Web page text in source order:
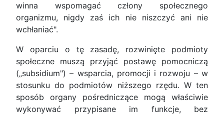
winna wspomagać człony społecznego
organizmu, nigdy zaś ich nie niszczyć ani nie
wchłaniać".
W oparciu o tę zasadę, rozwinięte podmioty
społeczne muszą przyjąć postawę pomocniczą
(„subsidium") – wsparcia, promocji i rozwoju – w
stosunku do podmiotów niższego rzędu. W ten
sposób organy pośredniczące mogą właściwie
wykonywać przypisane im funkcje, bez